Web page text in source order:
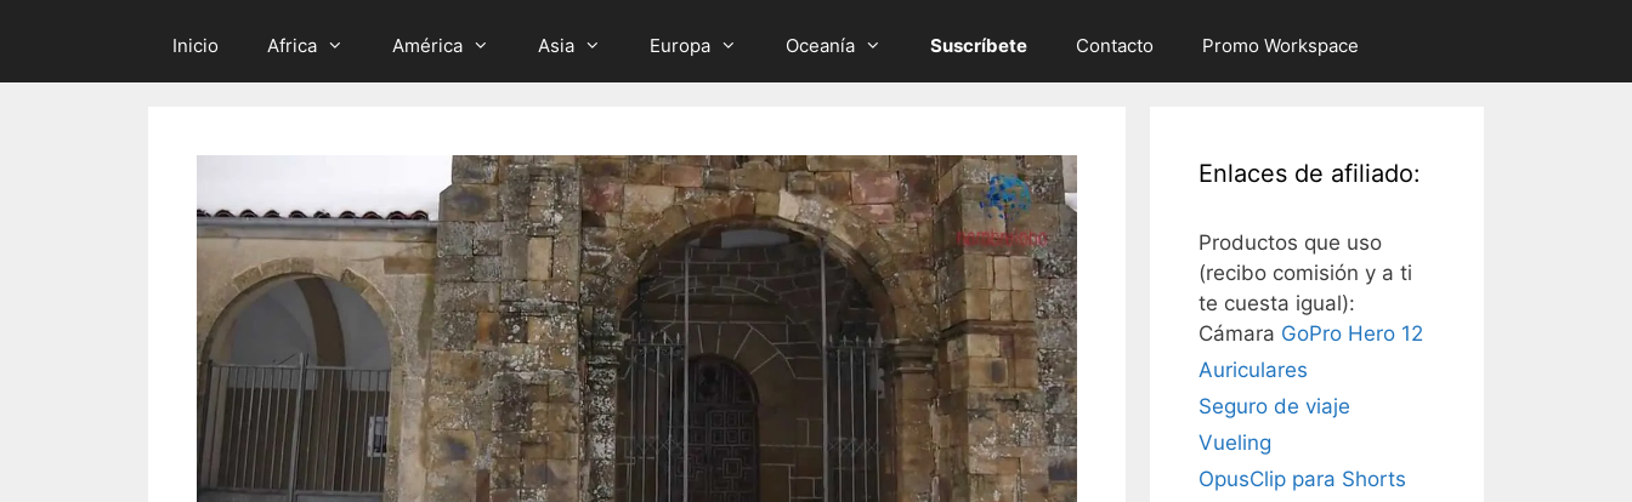
Inicio Africa América Asia Europa Oceanía Suscríbete Contacto Promo Workspace
Enlaces de afiliado:
Productos que uso
(recibo comisión y a ti
te cuesta igual):
Cámara GoPro Hero 12
Auriculares
Seguro de viaje
Vueling
OpusClip para Shorts